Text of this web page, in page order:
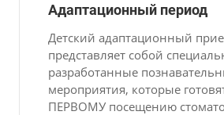
Адаптационный период
Детский адаптационный
представляет собой
разработанные
мероприятия, которые
ПЕРВОМУ посещению